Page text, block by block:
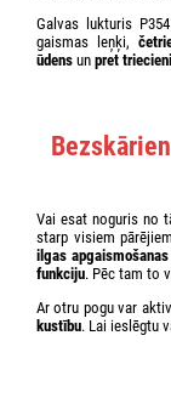
Galvas lukturis
gaismas leņķi,
ūdens un pret
Vai esat noguris no
starp visiem
ilgas apgaismošanas
funkciju. Pēc tam to
Ar otru pogu var
kustību. Lai ieslēgtu